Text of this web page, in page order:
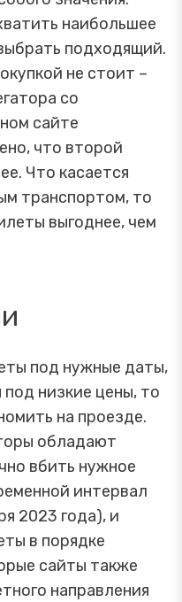
наибольшее
подходящий.
не стоит –
со
сайте
что второй
Что касается
транспортом, то
выгоднее, чем
под нужные даты,
низкие цены, то
на проезде.
обладают
вбить нужное
интервал
2023 года), и
в порядке
сайты также
направления